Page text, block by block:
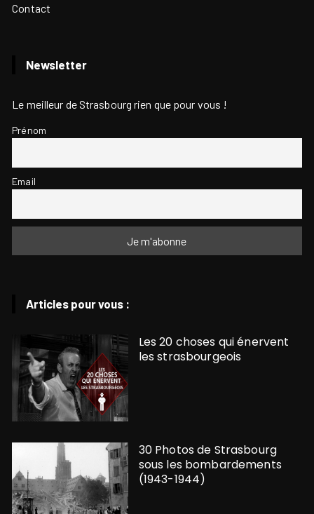
Contact
Newsletter
Le meilleur de Strasbourg rien que pour vous !
Prénom
Email
Articles pour vous :
Les 20 choses qui énervent
les strasbourgeois
30 Photos de Strasbourg
sous les bombardements
(1943-1944)